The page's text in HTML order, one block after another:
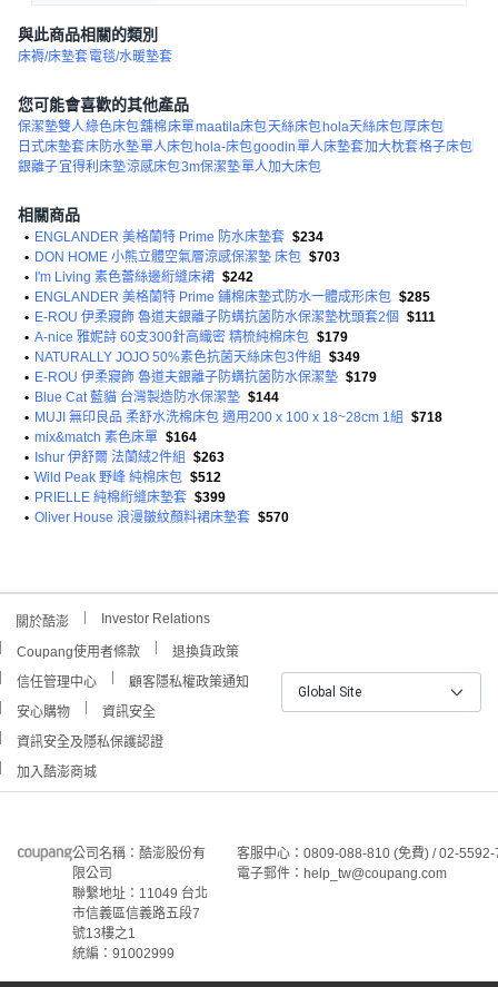
與此商品相關的類別
床褥/床墊套電毯/水暖墊套
您可能會喜歡的其他產品
保潔墊雙人綠色床包舖棉床單maatila床包天絲床包 hola天絲床包厚床包
日式床墊套床防水墊單人床包 hola-床包goodin單人床墊套加大枕套格子床包
銀離子宜得利床墊涼感床包3m保潔墊單人加大床包
相關商品
• ENGLANDER 美格蘭特 Prime 防水床墊套 $234
• DON HOME 小熊立體空氣層涼感保潔墊 床包 $703
•
I'm Living 素色蕾絲邊絎縫床裙 $242
• ENGLANDER 美格蘭特 Prime 鋪棉床墊式防水一體成形床包 $285
• E-ROU 伊柔寢飾 魯道夫銀離子防螨抗菌防水保潔墊枕頭套2個 $111
• A-nice 雅妮詩 60支300針高織密 精梳純棉床包 $179
• NATURALLY JOJO 50%素色抗菌天絲床包3件組
$349
• E-ROU 伊柔寢飾 魯道夫銀離子防螨抗菌防水保潔墊 $179
• Blue Cat 藍貓 台灣製造防水保潔墊 $144
• MUJI 無印良品 柔舒水洗棉床包 適用200 x 100 x 18~28cm 1組
$718
• mix&match 素色床單 $164
•
Ishur 伊舒爾 法蘭絨2件組
$263
• Wild Peak 野峰 純棉床包 $512
• PRIELLE 純棉絎縫床墊套 $399
• Oliver House 浪漫皺紋顏料裙床墊套 $570
關於酷澎 Investor Relations
Coupang使用者條款
退換貨政策
信任管理中心
顧客隱私權政策通知
安心購物
資訊安全
資訊安全及隱私保護認證
加入酷澎商城
Global Site
公司名稱：酷澎股份有
限公司
聯繫地址：11049 台北
市信義區信義路五段7
號13樓之1
統編：91002999
客服中心：0809-088-810 (免費) / 02-
電子郵件：help_tw@coupang.com